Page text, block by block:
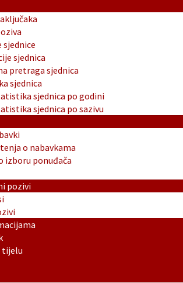
sjednice
sjednica
pretraga sjednica
sjednica
sjednica po godini
sjednica po sazivu
o nabavkama
izboru ponuđača
pozivi
tijelu